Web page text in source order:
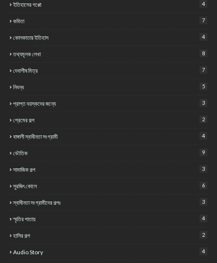
ইতিহাসের গপ্পো 4
কবিতা 7
কোলকাতার ইতিহাস 4
তথ্যমূলক লেখা 8
দেবাশীষ মিত্র 7
নিবন্ধ 5
প্রাপ্ত বয়স্কদের জন্যে 3
প্রেমের গল্প 2
বাঙ্গালী স্বাধীনতা সংগ্রামী 4
ভৌতিক 9
সামাজিক গল্প 3
সুরজিৎ কোলে 6
স্বাধীনতা সংগ্রামীদের গল্পঃ 3
স্মৃতির পাতায় 4
হাসির গল্প 2
Audio Story 4